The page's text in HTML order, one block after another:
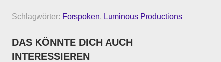
Schlagwörter: Forspoken, Luminous Productions
DAS KÖNNTE DICH AUCH
INTERESSIEREN